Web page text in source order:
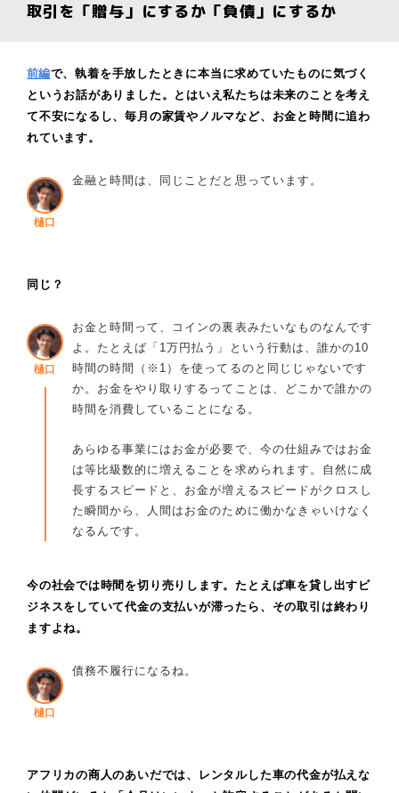
取引を「贈与」にするか「負債」にするか
前編で、執着を手放したときに本当に求めていたものに気づく
というお話がありました。とはいえ私たちは未来のことを考え
て不安になるし、毎月の家賃やノルマなど、お金と時間に追わ
れています。
樋口
金融と時間は、同じことだと思っています。
同じ？
樋口
お金と時間って、コインの裏表みたいなものなんです
よ。たとえば「1万円払う」という行動は、誰かの10
時間の時間（※1）を使ってるのと同じじゃないです
か。お金をやり取りするってことは、どこかで誰かの
時間を消費していることになる。
あらゆる事業にはお金が必要で、今の仕組みではお金
は等比級数的に増えることを求められます。自然に成
長するスピードと、お金が増えるスピードがクロスし
た瞬間から、人間はお金のために働かなきゃいけなく
なるんです。
今の社会では時間を切り売りします。たとえば車を貸し出すビ
ジネスをしていて代金の支払いが滞ったら、その取引は終わり
ますよね。
樋口
債務不履行になるね。
アフリカの商人のあいだでは、レンタルした車の代金が払えな